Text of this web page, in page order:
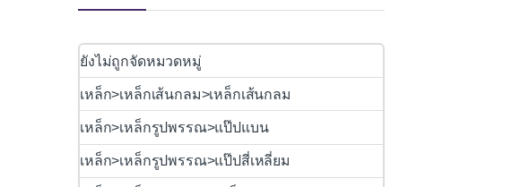
ยังไม่ถูกจัดหมวดหมู่
เหล็ก>เหล็กเส้นกลม>เหล็กเส้นกลม
เหล็ก>เหล็กรูปพรรณ>แป๊ปแบน
เหล็ก>เหล็กรูปพรรณ>แป๊ปสี่เหลี่ยม